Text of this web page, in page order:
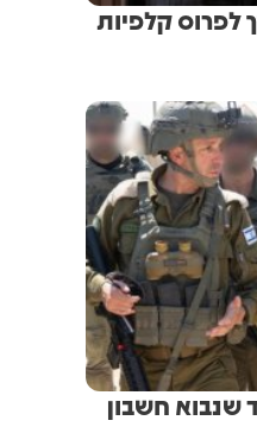
לפרוס קלפיות
חשבון